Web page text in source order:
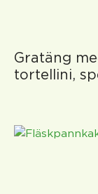
Gratäng
tortellini,